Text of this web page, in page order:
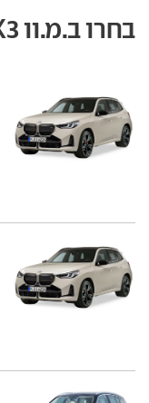
בחרו ב.מ.וו X3 מהשנתון הרצוי